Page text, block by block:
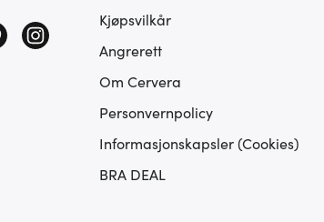
Kjøpsvilkår
Angrerett
Om Cervera
Personvernpolicy
Informasjonskapsler (Cookies)
BRA DEAL